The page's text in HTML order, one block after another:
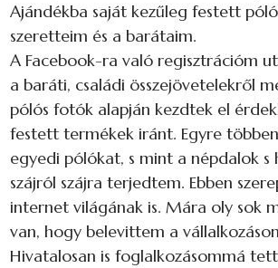
Ajándékba saját kezűleg festett
szeretteim és a barátaim.
A Facebook-ra való regisztrációm
a baráti, családi összejövetelekről
pólós fotók alapján kezdtek el
festett termékek iránt. Egyre
egyedi pólókat, s mint a népdalok s
szájról szájra terjedtem. Ebben
internet világának is. Mára oly sok
van, hogy belevittem a
Hivatalosan is foglalkozásommá